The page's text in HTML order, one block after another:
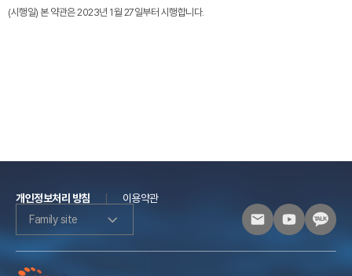
(시행일) 본 약관은 2023년 1월 27일부터 시행합니다.
개인정보처리 방침
이용약관
Family site